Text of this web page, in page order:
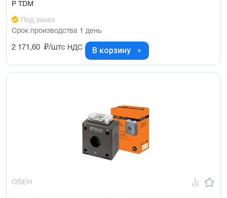
Р TDM
Под заказ
Срок производства 1 день
2 171,60 ₽/штс НДС В корзину
ОВЕН